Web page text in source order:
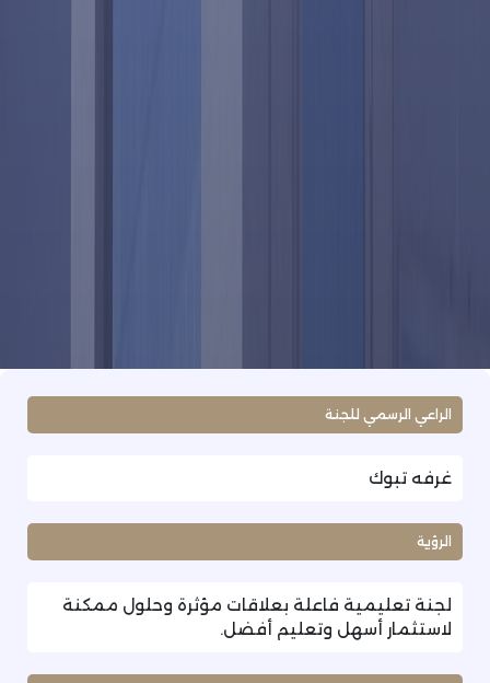
الراعي الرسمي للجنة
غرفه تبوك
الرؤية
لجنة تعليمية فاعلة بعلاقات مؤثرة وحلول ممكنة
لاستثمار أسهل وتعليم أفضل.